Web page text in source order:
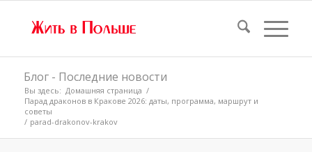
Блог - Последние новости
Вы здесь: Домашняя страница /
Парад драконов в Кракове 2026: даты, программа, маршрут и
советы
/ parad-drakonov-krakov